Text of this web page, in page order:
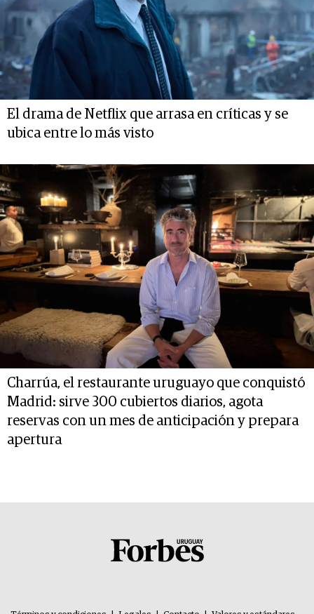
El drama de Netflix que arrasa en críticas y se
ubica entre lo más visto
Charrúa, el restaurante uruguayo que conquistó
Madrid: sirve 300 cubiertos diarios, agota
reservas con un mes de anticipación y prepara
apertura